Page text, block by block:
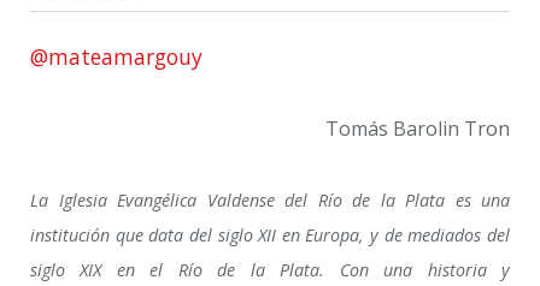
@mateamargouy
Tomás Barolin Tron
La Iglesia Evangélica Valdense del Río de la Plata es una
institución que data del siglo XII en Europa, y de mediados del
siglo XIX en el Río de la Plata. Con una historia y